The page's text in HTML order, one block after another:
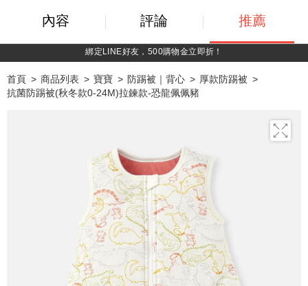
綁定LINE好友，500購物金立即折！
首頁 商品列表 寶寶 防踢被｜背心
厚款防踢被
抗菌防踢被(秋冬款0-24M)拉鍊款-恐龍佩佩豬
內容 評論 推薦